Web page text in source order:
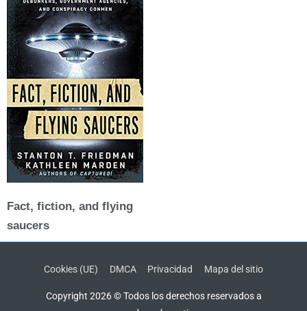
Fact, fiction, and flying
saucers
Cookies (UE) DMCA Privacidad Mapa del sitio
Copyright 2026 © Todos los derechos reservados a